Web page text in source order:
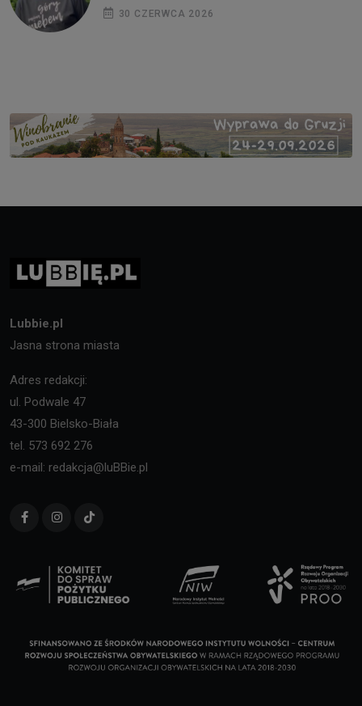
30 CZERWCA 2026
Lubbie.pl
Jasna strona miasta
Adres redakcji:
ul. Podwale 47
43-300 Bielsko-Biała
tel. 573 692 276
e-mail: redakcja@luBBie.pl